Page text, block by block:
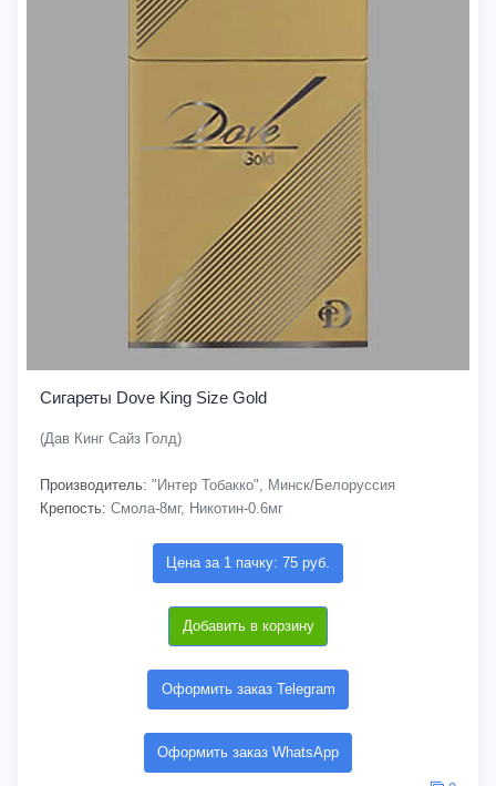
Сигареты Dove King Size Gold
(Дав Кинг Сайз Голд)
Производитель: "Интер Тобакко", Минск/Белоруссия
Крепость: Смола-8мг, Никотин-0.6мг
Цена за 1 пачку: 75 руб.
Добавить в корзину
Оформить заказ Telegram
Оформить заказ WhatsApp